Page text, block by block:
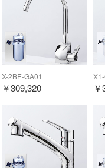
X-2BE-GA01
￥309,320 ￥